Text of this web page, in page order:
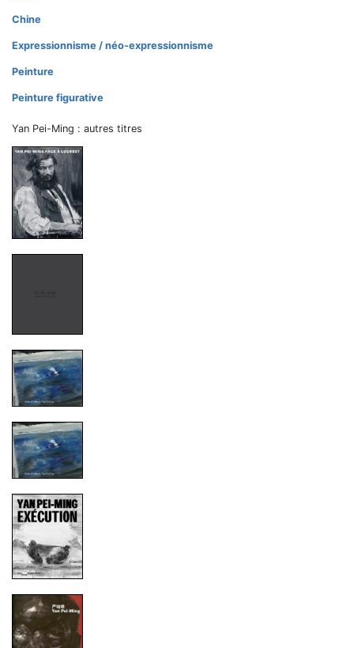
Chine
Expressionnisme / néo-expressionnisme
Peinture
Peinture figurative
Yan Pei-Ming : autres titres